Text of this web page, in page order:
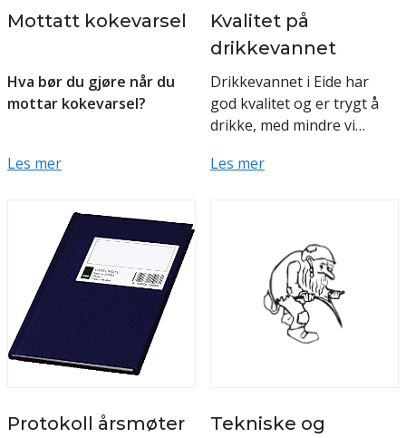
Mottatt kokevarsel
Hva bør du gjøre når du
mottar kokevarsel?
vannverket eller
vannkvaliteten er usikker. ...
Les mer
Kvalitet på
drikkevannet
Drikkevannet i Eide har
god kvalitet og er trygt å
drikke, med mindre vi
tilfredsstiller de strenge
Les mer
Protokoll årsmøter
Tekniske og